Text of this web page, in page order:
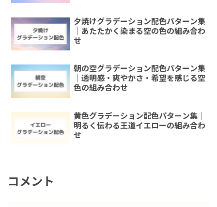
夕焼けグラデーション配色パターン集
｜あたたかく染まる空の色の組み合わ
せ
朝の空グラデーション配色パターン集
｜透明感・爽やかさ・希望を感じる空
色の組み合わせ
黄色グラデーション配色パターン集｜
明るく伝わる王道イエローの組み合わ
せ
コメント